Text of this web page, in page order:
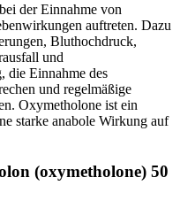
der Einnahme von
auftreten. Dazu
Bluthochdruck,
und
die Einnahme des
und regelmäßige
Oxymetholone ist ein
starke anabole Wirkung auf
(oxymetholone) 50